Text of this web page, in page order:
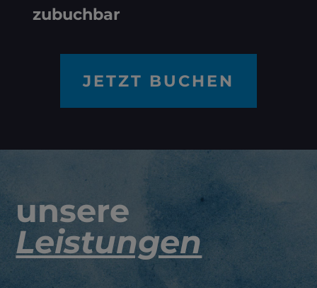
zubuchbar
JETZT BUCHEN
unsere
Leistungen